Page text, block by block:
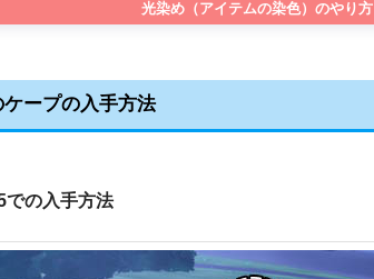
光染め（アイテムの染色）のやり方
ープの入手方法
での入手方法